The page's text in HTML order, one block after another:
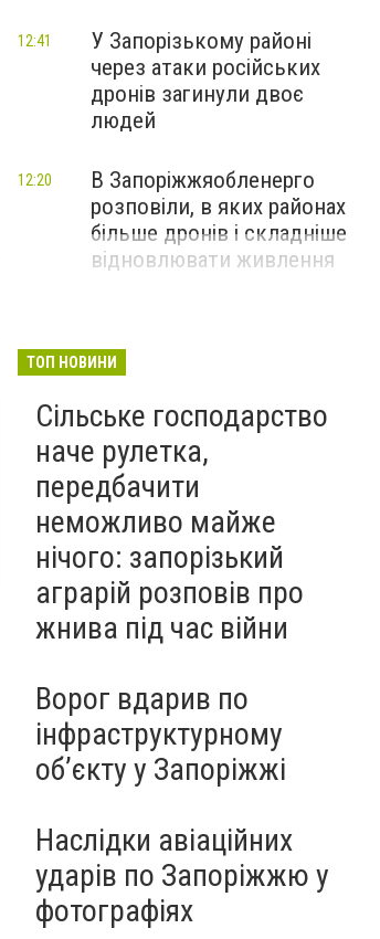
У Запорізькому районі
через атаки російських
дронів загинули двоє
людей
12:41
В Запоріжжяобленерго
розповіли, в яких районах
більше дронів і складніше
відновлювати живлення
12:20
ТОП НОВИНИ
Сільське господарство
наче рулетка,
передбачити
неможливо майже
нічого: запорізький
аграрій розповів про
жнива під час війни
Ворог вдарив по
інфраструктурному
обʼєкту у Запоріжжі
Наслідки авіаційних
ударів по Запоріжжю у
фотографіях